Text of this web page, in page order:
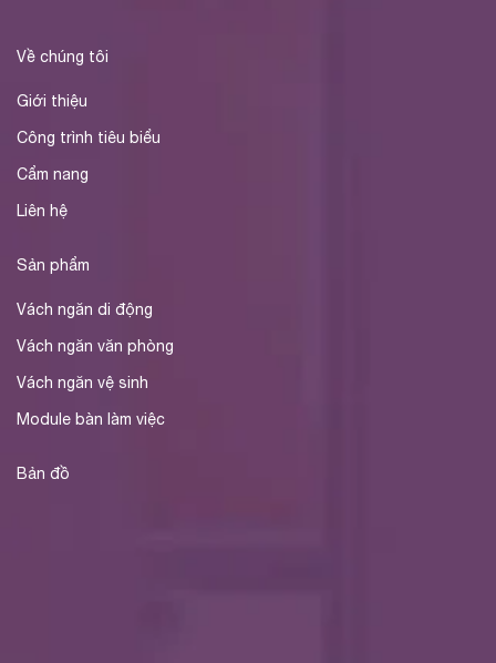
Về chúng tôi
Giới thiệu
Công trình tiêu biểu
Cẩm nang
Liên hệ
Sản phẩm
Vách ngăn di động
Vách ngăn văn phòng
Vách ngăn vệ sinh
Module bàn làm việc
Bản đồ